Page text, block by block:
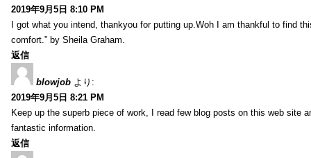
2019年9月5日 8:10 PM
I got what you intend, thankyou for putting up.Woh I am thankful to find
comfort.” by Sheila Graham.
返信
blowjob より:
2019年9月5日 8:21 PM
Keep up the superb piece of work, I read few blog posts on this web site
fantastic information.
返信